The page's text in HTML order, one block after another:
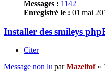
Messages : 1142
Enregistré le : 01 mai
Installer des smileys
Citer
Message non lu parMazeltof»